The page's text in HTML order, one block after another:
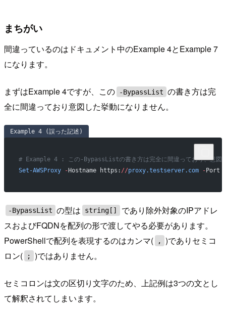
まちがい
間違っているのはドキュメント中のExample 4とExample 7
になります。
まずはExample 4ですが、この -BypassList の書き方は完
全に間違っており意図した挙動になりません。
Example 4 (誤った記述)
# Example 4 : この-BypassListの書き方は完全に間違っており、意図
Set-AWSProxy - Hostname https: //proxy.testserver.com - Port
-BypassList の型は string[]
であり除外対象のIPアドレ
スおよびFQDNを配列の形で渡してやる必要があります。
PowerShellで配列を表現するのはカンマ(
,
)でありセミコ
ロン(
; )ではありません。
セミコロンは文の区切り文字のため、上記例は3つの文とし
て解釈されてしまいます。